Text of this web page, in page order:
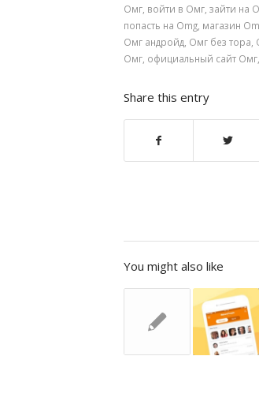
Омг войти в Омг зайти на
попасть на Omg магазин
Омг андройд Омг без тора
Омг официальный сайт Омг
Share this entry
You might also like